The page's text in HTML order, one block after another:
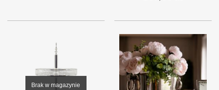
Brak w magazynie